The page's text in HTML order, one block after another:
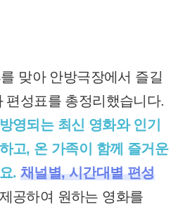
맞아 안방극장에서 즐길
편성표를 총정리했습니다.
영되는 최신 영화와 인기
고, 온 가족이 함께 즐거운
. 채널별, 시간대별 편성
공하여 원하는 영화를